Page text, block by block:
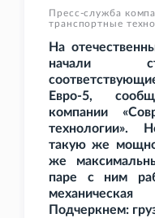
Пресс-служба
транспортные
На
начали
Евро-5,
компании
технологии».
такую же
же
паре с ним
Подчеркнем: